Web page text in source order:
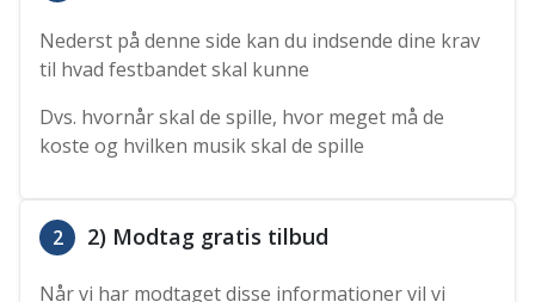
Nederst på denne side kan du indsende dine krav
til hvad festbandet skal kunne
Dvs. hvornår skal de spille, hvor meget må de
koste og hvilken musik skal de spille
2 2) Modtag gratis tilbud
Når vi har modtaget disse informationer vil vi